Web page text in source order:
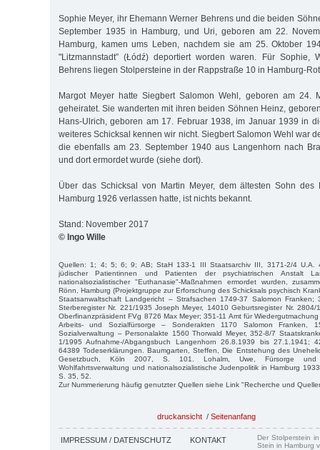
Sophie Meyer, ihr Ehemann Werner Behrens und die beiden
September 1935 in Hamburg, und Uri, geboren am 22.
Hamburg, kamen ums Leben, nachdem sie am 25. Oktober
"Litzmannstadt” (Łódź) deportiert worden waren. Für Sophie,
Behrens liegen Stolpersteine in der Rappstraße 10 in Hamburg-
Margot Meyer hatte Siegbert Salomon Wehl, geboren am 24.
geheiratet. Sie wanderten mit ihren beiden Söhnen Heinz,
Hans-Ulrich, geboren am 17. Februar 1938, im Januar 1939 in
weiteres Schicksal kennen wir nicht. Siegbert Salomon Wehl war
die ebenfalls am 23. September 1940 aus Langenhorn nach
und dort ermordet wurde (siehe dort).
Über das Schicksal von Martin Meyer, dem ältesten Sohn des
Hamburg 1926 verlassen hatte, ist nichts bekannt.
Stand: November 2017
© Ingo Wille
Quellen: 1; 4; 5; 6; 9; AB; StaH 133-1 III Staatsarchiv III, 3171-2/4 U.A.
jüdischer Patientinnen und Patienten der psychiatrischen Anstalt
nationalsozialistischer "Euthanasie"-Maßnahmen ermordet wurden,
Rönn, Hamburg (Projektgruppe zur Erforschung des Schicksals psychisch
Staatsanwaltschaft Landgericht – Strafsachen 1749-37 Salomon Franken;
Sterberegister Nr. 221/1935 Joseph Meyer, 14010 Geburtsregister Nr. 2804/
Oberfinanzpräsident FVg 8726 Max Meyer; 351-11 Amt für
Arbeits- und Sozialfürsorge – Sonderakten 1170 Salomon Franken,
Sozialverwaltung – Personalakte 1560 Thorwald Meyer, 352-8/7
1/1995 Aufnahme-/Abgangsbuch Langenhorn 26.8.1939 bis 27.1.1941;
64389 Todeserklärungen. Baumgarten, Steffen, Die Entstehung des
Gesetzbuch, Köln 2007, S. 101. Lohalm, Uwe, Fürsorge und
Wohlfahrtsverwaltung und nationalsozialistische Judenpolitik in Hamburg
S. 35, 52.
Zur Nummerierung häufig genutzter Quellen siehe Link "Recherche und
druckansicht / Seitenanfang
IMPRESSUM / DATENSCHUTZ KONTAKT
Der Stolperstein
Stein in Hamburg